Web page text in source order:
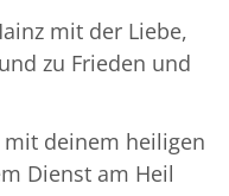
mit der Liebe,
zu Frieden und
deinem heiligen
Dienst am Heil